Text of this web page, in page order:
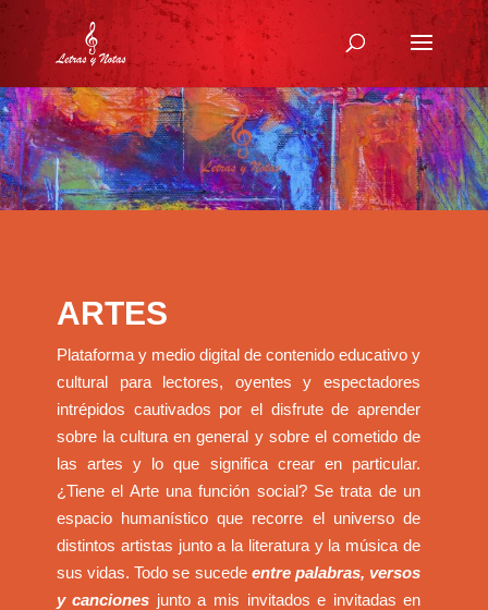
ARTES
Plataforma y medio digital de contenido educativo y
cultural para lectores, oyentes y espectadores
intrépidos cautivados por el disfrute de aprender
sobre la cultura en general y sobre el cometido de
las artes y lo que significa crear en particular.
¿Tiene el Arte una función social? Se trata de un
espacio humanístico que recorre el universo de
distintos artistas junto a la literatura y la música de
sus vidas. Todo se sucede entre palabras, versos
y canciones junto a mis invitados e invitadas en